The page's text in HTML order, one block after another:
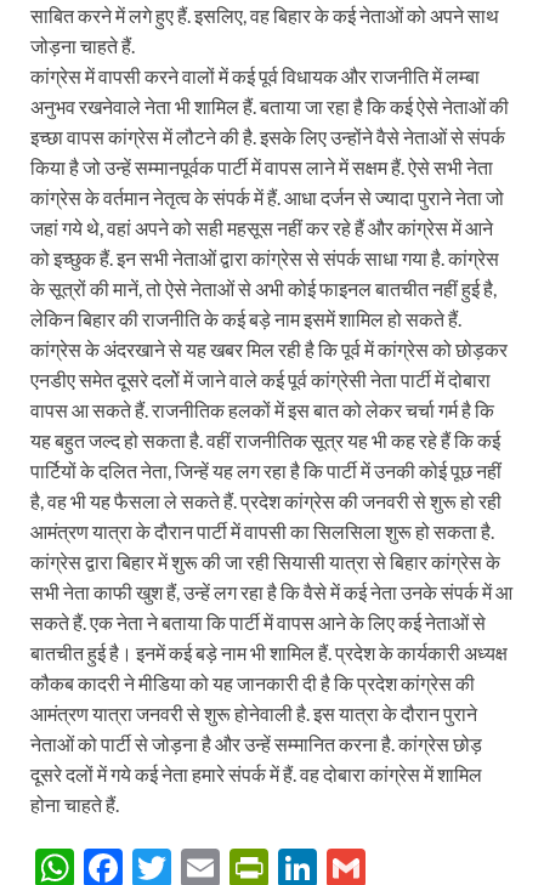
साबित करने में लगे हुए हैं. इसलिए, वह बिहार के कई नेताओं को अपने साथ
जोड़ना चाहते हैं.
कांग्रेस में वापसी करने वालों में कई पूर्व विधायक और राजनीति में लम्बा
अनुभव रखनेवाले नेता भी शामिल हैं. बताया जा रहा है कि कई ऐसे नेताओं की
इच्छा वापस कांग्रेस में लौटने की है. इसके लिए उन्होंने वैसे नेताओं से संपर्क
किया है जो उन्हें सम्मानपूर्वक पार्टी में वापस लाने में सक्षम हैं. ऐसे सभी नेता
कांग्रेस के वर्तमान नेतृत्व के संपर्क में हैं. आधा दर्जन से ज्यादा पुराने नेता जो
जहां गये थे, वहां अपने को सही महसूस नहीं कर रहे हैं और कांग्रेस में आने
को इच्छुक हैं. इन सभी नेताओं द्वारा कांग्रेस से संपर्क साधा गया है. कांग्रेस
के सूत्रों की मानें, तो ऐसे नेताओं से अभी कोई फाइनल बातचीत नहीं हुई है,
लेकिन बिहार की राजनीति के कई बड़े नाम इसमें शामिल हो सकते हैं.
कांग्रेस के अंदरखाने से यह खबर मिल रही है कि पूर्व में कांग्रेस को छोड़कर
एनडीए समेत दूसरे दलोें में जाने वाले कई पूर्व कांग्रेसी नेता पार्टी में दोबारा
वापस आ सकते हैं. राजनीतिक हलकों में इस बात को लेकर चर्चा गर्म है कि
यह बहुत जल्द हो सकता है. वहीं राजनीतिक सूत्र यह भी कह रहे हैं कि कई
पार्टियों के दलित नेता, जिन्हें यह लग रहा है कि पार्टी में उनकी कोई पूछ नहीं
है, वह भी यह फैसला ले सकते हैं. प्रदेश कांग्रेस की जनवरी से शुरू हो रही
आमंत्रण यात्रा के दौरान पार्टी में वापसी का सिलसिला शुरू हो सकता है.
कांग्रेस द्वारा बिहार में शुरू की जा रही सियासी यात्रा से बिहार कांग्रेस के
सभी नेता काफी खुश हैं, उन्हें लग रहा है कि वैसे में कई नेता उनके संपर्क में आ
सकते हैं. एक नेता ने बताया कि पार्टी में वापस आने के लिए कई नेताओं से
बातचीत हुई है। इनमें कई बड़े नाम भी शामिल हैं. प्रदेश के कार्यकारी अध्यक्ष
कौकब कादरी ने मीडिया को यह जानकारी दी है कि प्रदेश कांग्रेस की
आमंत्रण यात्रा जनवरी से शुरू होनेवाली है. इस यात्रा के दौरान पुराने
नेताओं को पार्टी से जोड़ना है और उन्हें सम्मानित करना है. कांग्रेस छोड़
दूसरे दलों में गये कई नेता हमारे संपर्क में हैं. वह दोबारा कांग्रेस में शामिल
होना चाहते हैं.
W F
T
E
P
Li